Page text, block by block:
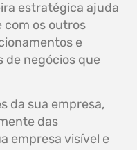
estratégica ajuda
os outros
e
de negócios que
da sua empresa,
das
empresa visível e